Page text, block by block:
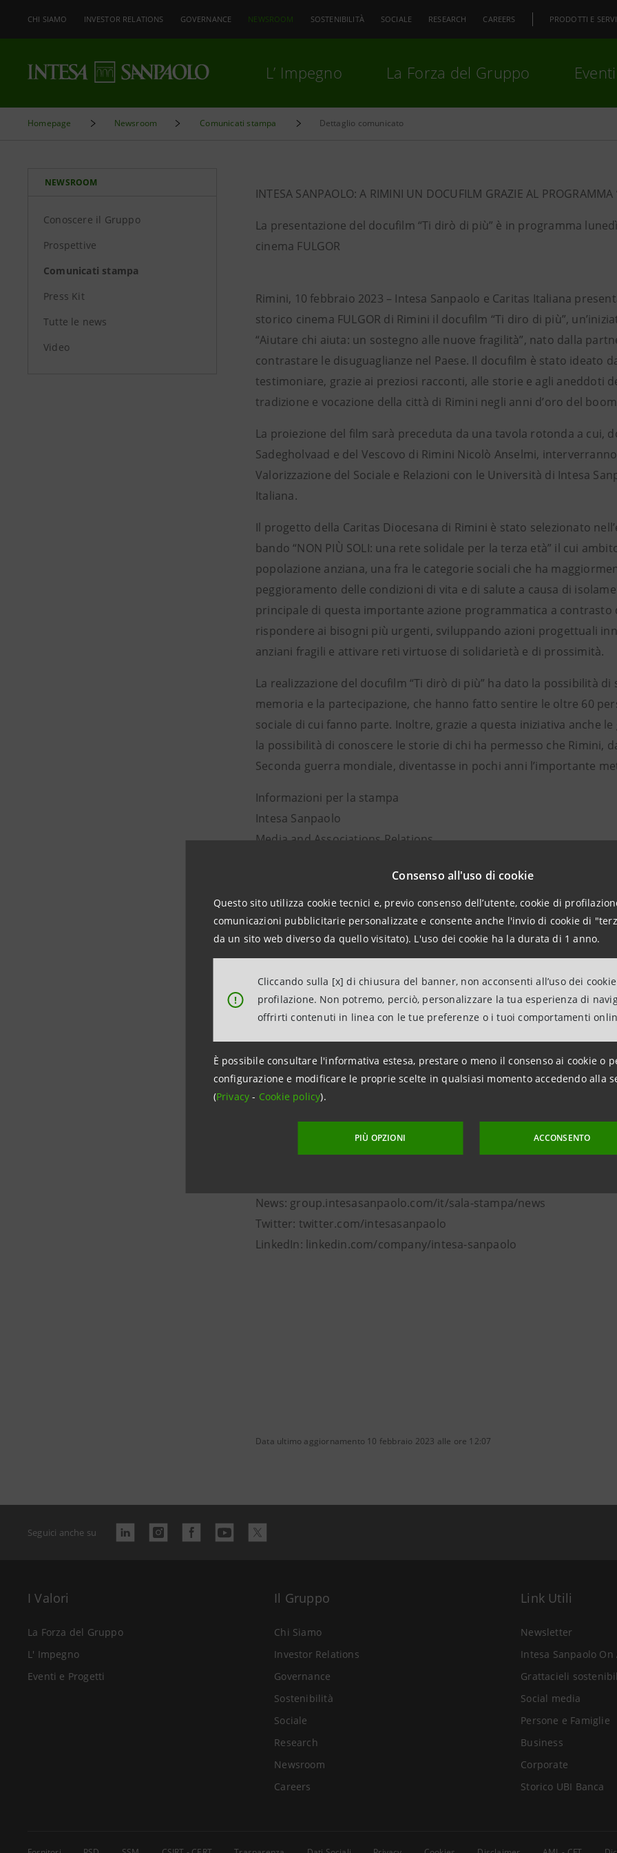
Consenso all'uso di cookie
Questo sito utilizza cookie tecnici e, previo consenso dell’utente, cookie di
comunicazioni pubblicitarie personalizzate e consente anche l'invio di cookie di
da un sito web diverso da quello visitato). L'uso dei cookie ha la durata di 1 anno.
!
Cliccando sulla [x] di chiusura del banner, non acconsenti all’uso dei
profilazione. Non potremo, perciò, personalizzare la tua esperienza di
offrirti contenuti in linea con le tue preferenze o i tuoi comportamenti
È possibile consultare l'informativa estesa, prestare o meno il consenso ai cookie o
configurazione e modificare le proprie scelte in qualsiasi momento accedendo alla
(Privacy- Cookie policy).
PIÙ OPZIONI ACCONSENTO
CHI SIAMO INVESTOR RELATIONS GOVERNANCE NEWSROOM SOSTENIBILITÀ SOCIALE RESEARCH CAREERS PRODOTTI E
L’ Impegno La Forza del Gruppo
Homepage Newsroom Comunicati stampa Dettaglio comunicato
NEWSROOM
Conoscere il Gruppo
Prospettive
Comunicati stampa
Press Kit
Tutte le news
Video
INTESA SANPAOLO: A RIMINI UN DOCUFILM GRAZIE AL
La presentazione del docufilm “Ti dirò di più” è in programma
cinema FULGOR
Rimini, 10 febbraio 2023 – Intesa Sanpaolo e Caritas Italiana
storico cinema FULGOR di Rimini il docufilm “Ti diro di più”,
“Aiutare chi aiuta: un sostegno alle nuove fragilità”, nato dalla
contrastare le disuguaglianze nel Paese. Il docufilm è stato ideato
testimoniare, grazie ai preziosi racconti, alle storie e agli aneddoti
tradizione e vocazione della città di Rimini negli anni d’oro del
La proiezione del film sarà preceduta da una tavola rotonda a cui,
Sadegholvaad e del Vescovo di Rimini Nicolò Anselmi,
Valorizzazione del Sociale e Relazioni con le Università di Intesa
Italiana.
Il progetto della Caritas Diocesana di Rimini è stato selezionato
bando “NON PIÙ SOLI: una rete solidale per la terza età” il cui
popolazione anziana, una fra le categorie sociali che ha
peggioramento delle condizioni di vita e di salute a causa di
principale di questa importante azione programmatica a contrasto
rispondere ai bisogni più urgenti, sviluppando azioni progettuali
anziani fragili e attivare reti virtuose di solidarietà e di prossimità.
La realizzazione del docufilm “Ti dirò di più” ha dato la possibilità
memoria e la partecipazione, che hanno fatto sentire le oltre 60
sociale di cui fanno parte. Inoltre, grazie a questa iniziativa anche
la possibilità di conoscere le storie di chi ha permesso che Rimini,
Seconda guerra mondiale, diventasse in pochi anni l’importante
Informazioni per la stampa
Intesa Sanpaolo
Media and Associations Relations
stampa@intesasanpaolo.com
https://group.intesasanpaolo.com/it/sala-stampa/news
Intesa Sanpaolo è il maggior gruppo bancario in Italia – punto di
reale – con una significativa presenza internazionale. Il business
a livello europeo nel Wealth Management, Protection & Advisory
al fintech. Una banca efficiente e resiliente, è capogruppo di
nell’assicurazione. Il forte impegno in ambito ESG prevede, entro
impact, destinati alla comunità e alla transizione verde, e
difficoltà, posizionando Intesa Sanpaolo ai vertici mondiali per
Net Zero per le proprie emissioni entro il 2030 ed entro il 2050
management e l’attività assicurativa. Convinta sostenitrice della
Gallerie d’Italia, sede espositiva del patrimonio artistico della
News: group.intesasanpaolo.com/it/sala-stampa/news
Twitter: twitter.com/intesasanpaolo
LinkedIn: linkedin.com/company/intesa-sanpaolo
Data ultimo aggiornamento 10 febbraio 2023 alle ore 12:07
Seguici anche su
I Valori
La Forza del Gruppo
L' Impegno
Eventi e Progetti
Il Gruppo
Chi Siamo
Investor Relations
Governance
Sostenibilità
Sociale
Research
Newsroom
Careers
Link Utili
Newsletter
Intesa Sanpaolo On
Grattacieli
Social media
Persone e Famiglie
Business
Corporate
Storico UBI Banca